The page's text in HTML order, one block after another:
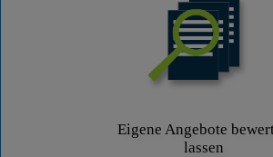
Eigene Angebote
lassen